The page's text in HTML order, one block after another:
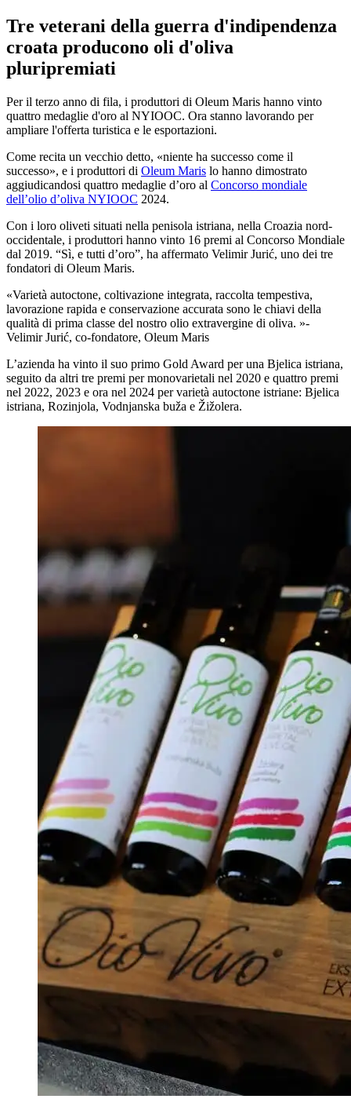
Tre veterani della guerra d'indipendenza
croata producono oli d'oliva
pluripremiati
Per il terzo anno di fila, i produttori di Oleum Maris hanno vinto
quattro medaglie d'oro al NYIOOC. Ora stanno lavorando per
ampliare l'offerta turistica e le esportazioni.
Come recita un vecchio detto, «niente ha successo come il
successo», e i produttori di Oleum Maris lo hanno dimostrato
aggiudicandosi quattro medaglie d’oro al Concorso mondiale
dell’olio d’oliva NYIOOC 2024.
Con i loro oliveti situati nella penisola istriana, nella Croazia nord-
occidentale, i produttori hanno vinto 16 premi al Concorso Mondiale
dal 2019. “Sì, e tutti d’oro”, ha affermato Velimir Jurić, uno dei tre
fondatori di Oleum Maris.
Varietà autoctone, coltivazione integrata, raccolta tempestiva,
lavorazione rapida e conservazione accurata sono le chiavi della
qualità di prima classe del nostro olio extravergine di oliva.
-
Velimir Jurić, co-fondatore, Oleum Maris
L’azienda ha vinto il suo primo Gold Award per una Bjelica istriana,
seguito da altri tre premi per monovarietali nel 2020 e quattro premi
nel 2022, 2023 e ora nel 2024 per varietà autoctone istriane: Bjelica
istriana, Rozinjola, Vodnjanska buža e Žižolera.